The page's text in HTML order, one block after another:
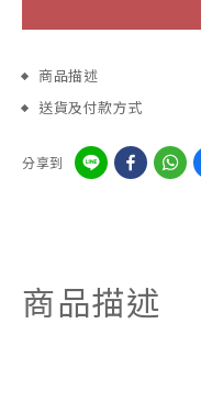
商品描述
送貨及付款方式
分享到
商品描述